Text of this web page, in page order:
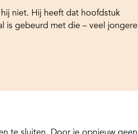
niet. Hij heeft dat hoofdstuk
is gebeurd met die – veel jongere